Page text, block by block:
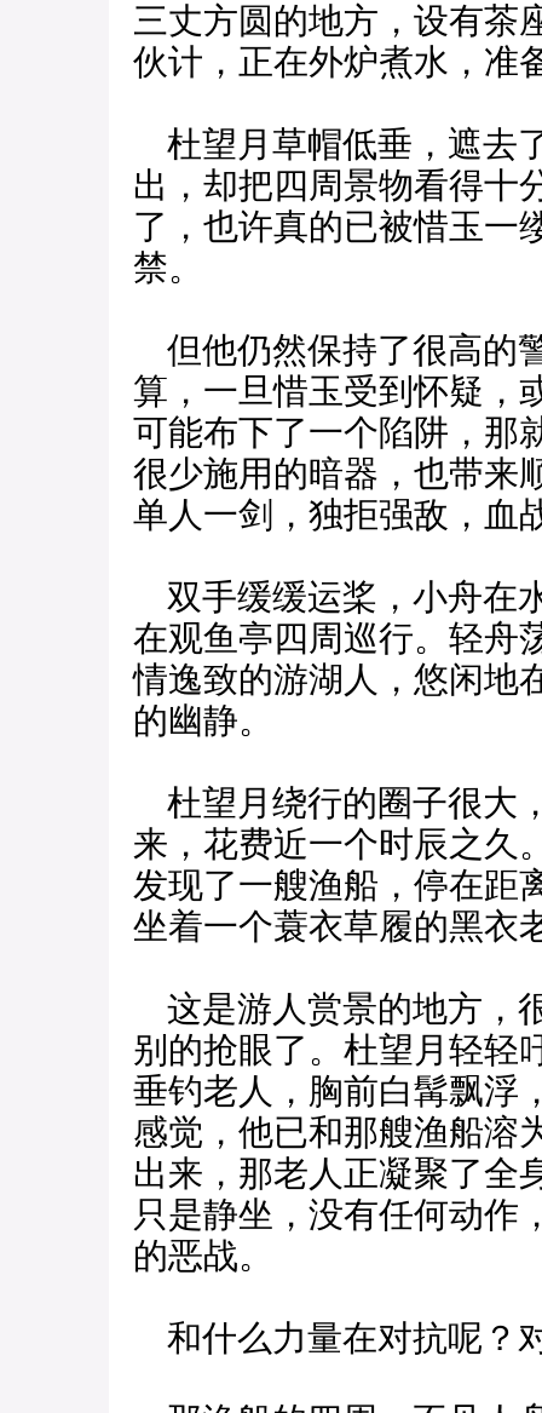
三丈方圆的地方，设有茶
伙计，正在外炉煮水，准
杜望月草帽低垂，遮去
出，却把四周景物看得十
了，也许真的已被惜玉一
禁。
但他仍然保持了很高的
算，一旦惜玉受到怀疑，
可能布下了一个陷阱，那
很少施用的暗器，也带来
单人一剑，独拒强敌，血
双手缓缓运桨，小舟在
在观鱼亭四周巡行。轻舟
情逸致的游湖人，悠闲地
的幽静。
杜望月绕行的圈子很大
来，花费近一个时辰之久
发现了一艘渔船，停在距
坐着一个蓑衣草履的黑衣
这是游人赏景的地方，
别的抢眼了。杜望月轻轻
垂钓老人，胸前白髯飘浮
感觉，他已和那艘渔船溶
出来，那老人正凝聚了全
只是静坐，没有任何动作
的恶战。
和什么力量在对抗呢？